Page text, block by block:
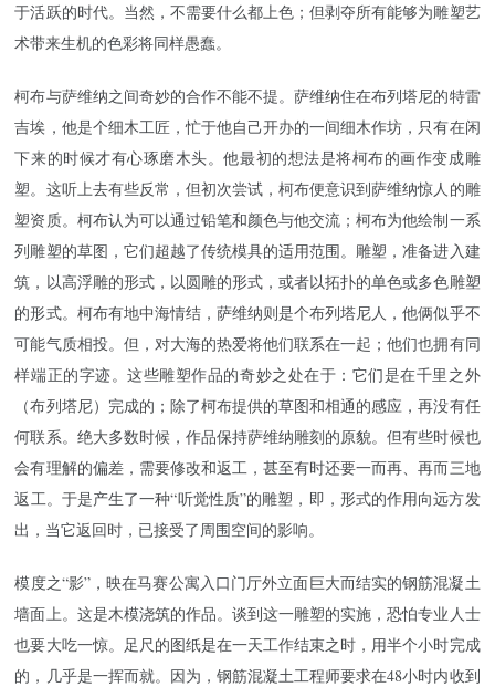
于活跃的时代。当然，不需要什么都上色；但剥夺所有能够为雕塑艺
术带来生机的色彩将同样愚蠢。
柯布与萨维纳之间奇妙的合作不能不提。萨维纳住在布列塔尼的特雷
吉埃，他是个细木工匠，忙于他自己开办的一间细木作坊，只有在闲
下来的时候才有心琢磨木头。他最初的想法是将柯布的画作变成雕
塑。这听上去有些反常，但初次尝试，柯布便意识到萨维纳惊人的雕
塑资质。柯布认为可以通过铅笔和颜色与他交流；柯布为他绘制一系
列雕塑的草图，它们超越了传统模具的适用范围。雕塑，准备进入建
筑，以高浮雕的形式，以圆雕的形式，或者以拓扑的单色或多色雕塑
的形式。柯布有地中海情结，萨维纳则是个布列塔尼人，他俩似乎不
可能气质相投。但，对大海的热爱将他们联系在一起；他们也拥有同
样端正的字迹。这些雕塑作品的奇妙之处在于：它们是在千里之外
（布列塔尼）完成的；除了柯布提供的草图和相通的感应，再没有任
何联系。绝大多数时候，作品保持萨维纳雕刻的原貌。但有些时候也
会有理解的偏差，需要修改和返工，甚至有时还要一而再、再而三地
返工。于是产生了一种“听觉性质”的雕塑，即，形式的作用向远方发
出，当它返回时，已接受了周围空间的影响。
模度之“影”，映在马赛公寓入口门厅外立面巨大而结实的钢筋混凝土
墙面上。这是木模浇筑的作品。谈到这一雕塑的实施，恐怕专业人士
也要大吃一惊。足尺的图纸是在一天工作结束之时，用半个小时完成
的，几乎是一挥而就。因为，钢筋混凝土工程师要求在48小时内收到